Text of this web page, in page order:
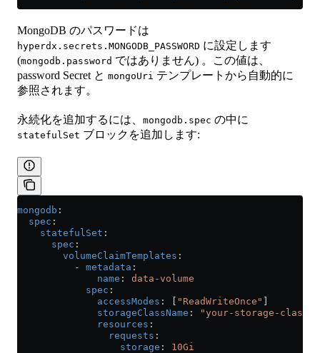
MongoDB のパスワードは
hyperdx.secrets.MONGODB_PASSWORD に設定します
(mongodb.password ではありません) 。この値は、
password Secret と mongoUri テンプレートから自動的に
参照されます。
永続化を追加するには、 mongodb.spec の中に
statefulSet ブロックを追加します:
mongodb :
  spec
:
    statefulSet
:
      spec
:
        volumeClaimTemplates
:
          -
metadata :
              name
: data-volume
            spec
:
              accessModes
: [ "ReadWriteOnce"
              storageClassName
:
"your-storage-class"
              resources
:
                requests
:
                  storage
: 10Gi